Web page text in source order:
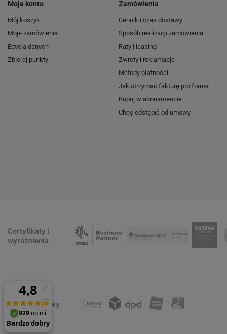
Moje konto
Mój koszyk
Moje zamówienia
Edycja danych
Zbieraj punkty
Zamówienia
Cennik i czas dostawy
Sposób realizacji zamówienia
Raty i leasing
Zwroty i reklamacje
Metody płatności
Jak otrzymać fakturę pro forma
Kupuj w abonamencie
Chcę odstąpić od umowy
Certyfikaty i
wyróżnienia
Formy dostawy